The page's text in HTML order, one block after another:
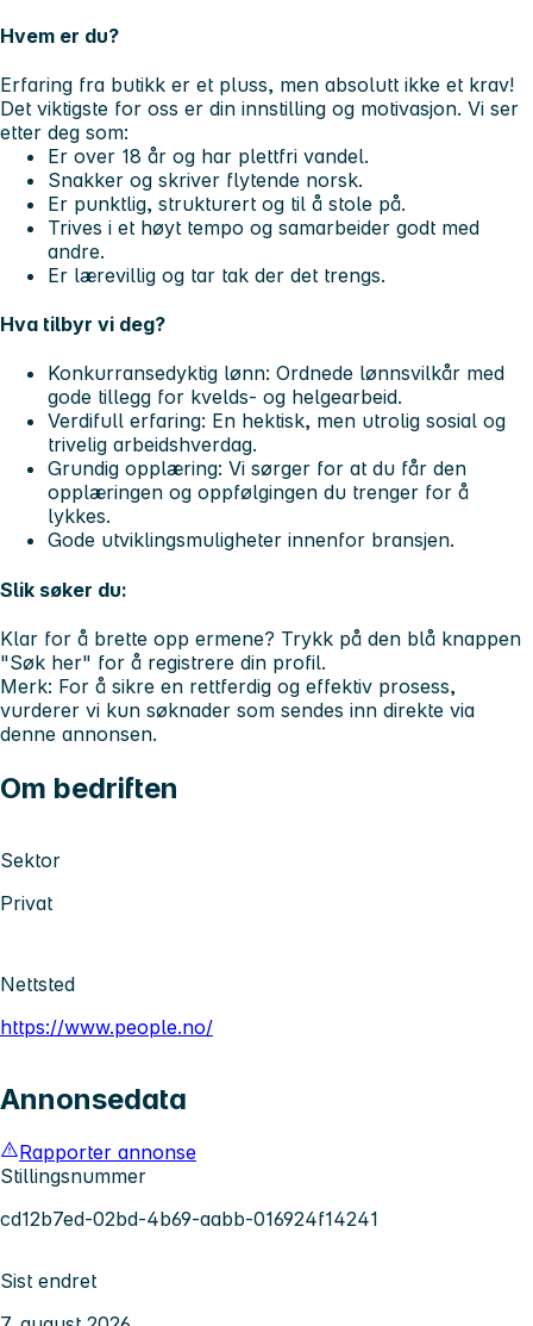
Hvem er du?
Erfaring fra butikk er et pluss, men absolutt ikke et krav!
Det viktigste for oss er din innstilling og motivasjon. Vi ser
etter deg som:
Er over 18 år og har plettfri vandel.
Snakker og skriver flytende norsk.
Er punktlig, strukturert og til å stole på.
Trives i et høyt tempo og samarbeider godt med
andre.
Er lærevillig og tar tak der det trengs.
Hva tilbyr vi deg?
Konkurransedyktig lønn: Ordnede lønnsvilkår med
gode tillegg for kvelds- og helgearbeid.
Verdifull erfaring: En hektisk, men utrolig sosial og
trivelig arbeidshverdag.
Grundig opplæring: Vi sørger for at du får den
opplæringen og oppfølgingen du trenger for å
lykkes.
Gode utviklingsmuligheter innenfor bransjen.
Slik søker du:
Klar for å brette opp ermene? Trykk på den blå knappen
"Søk her" for å registrere din profil.
Merk: For å sikre en rettferdig og effektiv prosess,
vurderer vi kun søknader som sendes inn direkte via
denne annonsen.
Om bedriften
Sektor
Privat
Nettsted
https://www.people.no/
Annonsedata
Rapporter annonse
Stillingsnummer
cd12b7ed-02bd-4b69-aabb-016924f14241
Sist endret